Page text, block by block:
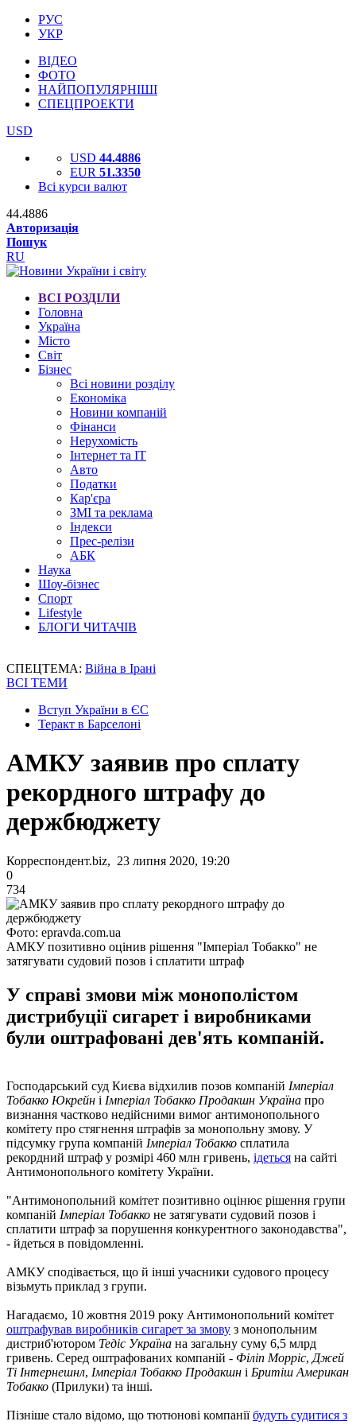
РУС
УКР
ВІДЕО
ФОТО
НАЙПОПУЛЯРНІШІ
СПЕЦПРОЕКТИ
USD
USD 44.4886
EUR 51.3350
Всі курси валют
44.4886
Авторизація
Пошук
RU
ВСІ РОЗДІЛИ
Головна
Україна
Місто
Світ
Бізнес
Всі новини розділу
Економіка
Новини компаній
Фінанси
Нерухомість
Інтернет та IT
Авто
Податки
Кар'єра
ЗМІ та реклама
Індекси
Прес-релізи
АБК
Наука
Шоу-бізнес
Спорт
Lifestyle
БЛОГИ ЧИТАЧІВ
СПЕЦТЕМА: Війна в Ірані
ВСІ ТЕМИ
Вступ України в ЄС
Теракт в Барселоні
АМКУ заявив про сплату
рекордного штрафу до
держбюджету
Корреспондент.biz, 23 липня 2020, 19:20
0
734
Фото: epravda.com.ua
АМКУ позитивно оцінив рішення "Імперіал Тобакко" не
затягувати судовий позов і сплатити штраф
У справі змови між монополістом
дистрибуції сигарет і виробниками
були оштрафовані дев'ять компаній.
Господарський суд Києва відхилив позов компаній Імперіал
Тобакко Юкрейн і Імперіал Тобакко Продакшн Україна про
визнання частково недійсними вимог антимонопольного
комітету про стягнення штрафів за монопольну змову. У
підсумку група компаній Імперіал Тобакко сплатила
рекордний штраф у розмірі 460 млн гривень, ідеться на сайті
Антимонопольного комітету України.
"Антимонопольний комітет позитивно оцінює рішення групи
компаній Імперіал Тобакко не затягувати судовий позов і
сплатити штраф за порушення конкурентного законодавства",
- йдеться в повідомленні.
АМКУ сподівається, що й інші учасники судового процесу
візьмуть приклад з групи.
Нагадаємо, 10 жовтня 2019 року Антимонопольний комітет
оштрафував виробників сигарет за змову з монопольним
дистриб'ютором Тедіс Україна на загальну суму 6,5 млрд
гривень. Серед оштрафованих компаній - Філіп Морріс, Джей
Ті Інтернешнл, Імперіал Тобакко Продакшн і Бритіш Американ
Тобакко (Прилуки) та інші.
Пізніше стало відомо, що тютюнові компаніїбудуть судитися з